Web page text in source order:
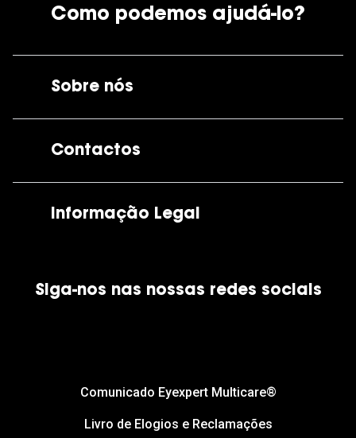
Como podemos ajudá-lo?
Sobre nós
Contactos
Informação Legal
Política de Cookies
Siga-nos nas nossas redes sociais
Comunicado Eyexpert Multicare®
Livro de Elogios e Reclamações